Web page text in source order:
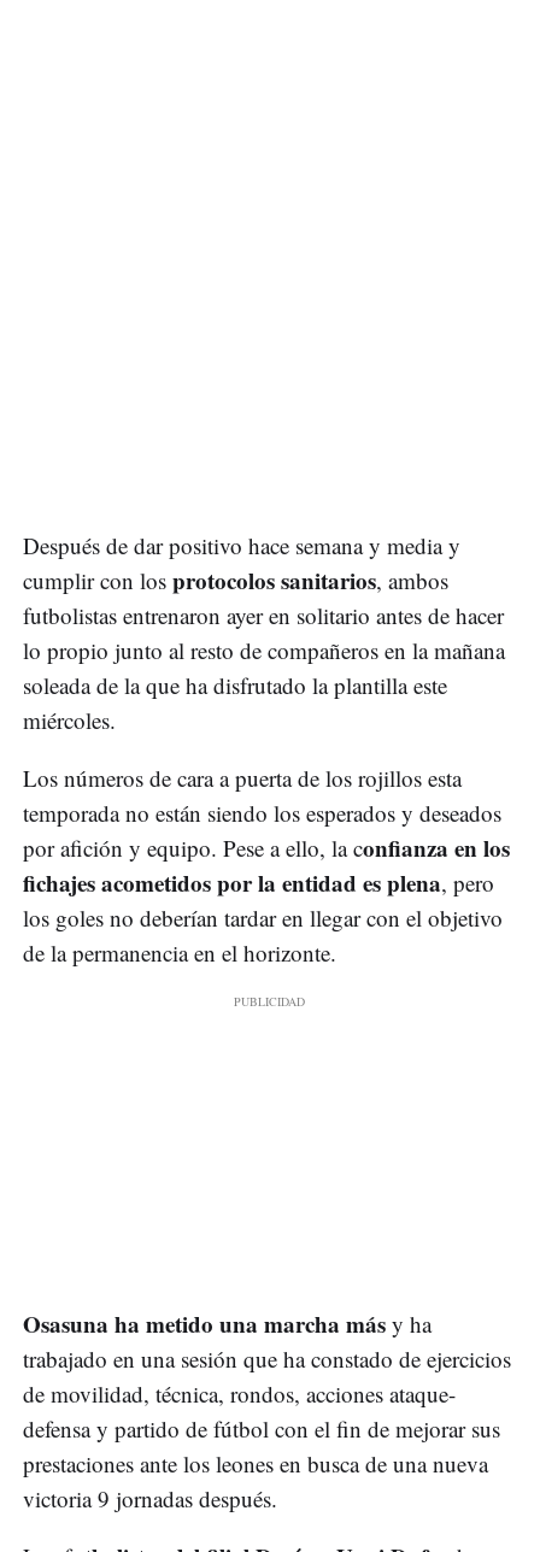
Después de dar positivo hace semana y media y
cumplir con los protocolos sanitarios, ambos
futbolistas entrenaron ayer en solitario antes de hacer
lo propio junto al resto de compañeros en la mañana
soleada de la que ha disfrutado la plantilla este
miércoles.
Los números de cara a puerta de los rojillos esta
temporada no están siendo los esperados y deseados
por afición y equipo. Pese a ello, la confianza en los
fichajes acometidos por la entidad es plena, pero
los goles no deberían tardar en llegar con el objetivo
de la permanencia en el horizonte.
Osasuna ha metido una marcha más y ha
trabajado en una sesión que ha constado de ejercicios
de movilidad, técnica, rondos, acciones ataque-
defensa y partido de fútbol con el fin de mejorar sus
prestaciones ante los leones en busca de una nueva
victoria 9 jornadas después.